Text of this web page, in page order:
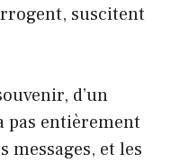
suscitent
d’un
pas entièrement
messages, et les